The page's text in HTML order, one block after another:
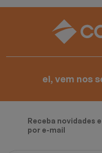
ei, vem nos
Receba novidades
por e-mail